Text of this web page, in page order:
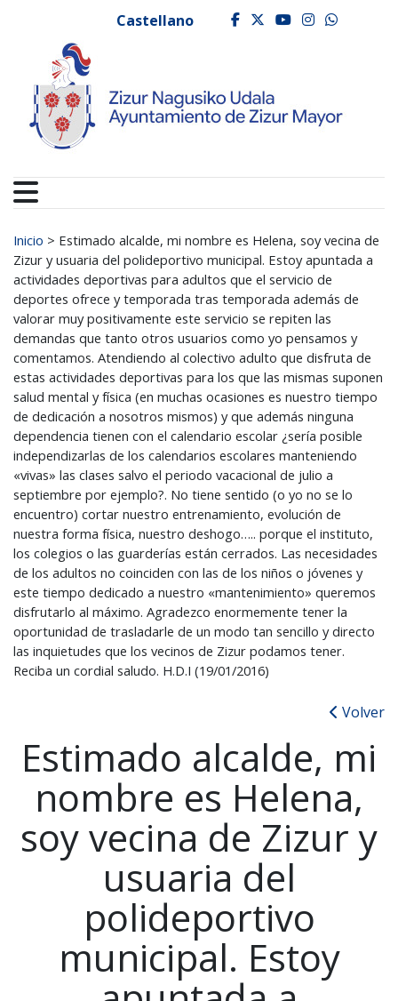
Ayuntamiento de
Castellano facebook
twitter
youtube
Buscar:
Inicio > Estimado alcalde, mi nombre es Helena, soy vecina de
Zizur y usuaria del polideportivo municipal. Estoy apuntada a
actividades deportivas para adultos que el servicio de
deportes ofrece y temporada tras temporada además de
valorar muy positivamente este servicio se repiten las
demandas que tanto otros usuarios como yo pensamos y
comentamos. Atendiendo al colectivo adulto que disfruta de
estas actividades deportivas para los que las mismas suponen
salud mental y física (en muchas ocasiones es nuestro tiempo
de dedicación a nosotros mismos) y que además ninguna
dependencia tienen con el calendario escolar ¿sería posible
independizarlas de los calendarios escolares manteniendo
«vivas» las clases salvo el periodo vacacional de julio a
septiembre por ejemplo?. No tiene sentido (o yo no se lo
encuentro) cortar nuestro entrenamiento, evolución de
nuestra forma física, nuestro deshogo….. porque el instituto,
los colegios o las guarderías están cerrados. Las necesidades
de los adultos no coinciden con las de los niños o jóvenes y
este tiempo dedicado a nuestro «mantenimiento» queremos
disfrutarlo al máximo. Agradezco enormemente tener la
oportunidad de trasladarle de un modo tan sencillo y directo
las inquietudes que los vecinos de Zizur podamos tener.
Reciba un cordial saludo. H.D.I (19/01/2016)
Volver
Estimado alcalde, mi
nombre es Helena,
soy vecina de Zizur y
usuaria del
polideportivo
municipal. Estoy